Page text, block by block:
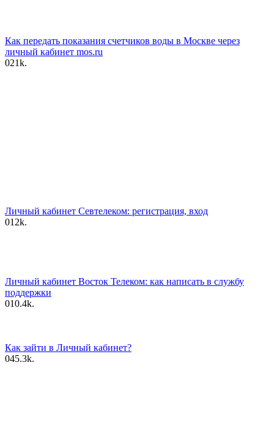
Как передать показания счетчиков воды в Москве через
личный кабинет mos.ru
021k.
Личный кабинет Севтелеком: регистрация, вход
012k.
Личный кабинет Восток Телеком: как написать в службу
поддержки
010.4k.
Как зайти в Личный кабинет?
045.3k.